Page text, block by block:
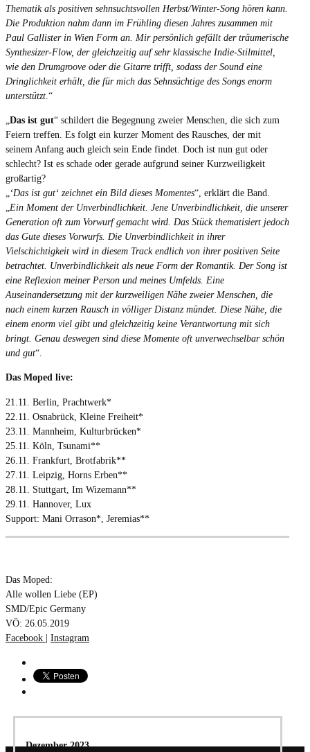
Thematik als positiven sehnsuchtsvollen Herbst/Winter-Song hören kann.
Die Produktion nahm dann im Frühling diesen Jahres zusammen mit
Paul Gallister in Wien Form an. Mir persönlich gefällt der träumerische
Synthesizer-Flow, der gleichzeitig auf sehr klassische Indie-Stilmittel,
wie den Drumgroove oder die Gitarre trifft, sodass der Sound eine
Dringlichkeit erhält, die für mich das Sehnsüchtige des Songs enorm
unterstützt .“
Das ist gut“ schildert die Begegnung zweier Menschen, die sich zum
Feiern treffen. Es folgt ein kurzer Moment des Rausches, der mit
seinem Anfang auch gleich sein Ende findet. Doch ist nun gut oder
schlecht? Ist es schade oder gerade aufgrund seiner Kurzweiligkeit
großartig?
‘Das ist gut‘ zeichnet ein Bild dieses Momentes“, erklärt die Band.
Ein Moment der Unverbindlichkeit. Jene Unverbindlichkeit, die unserer
Generation oft zum Vorwurf gemacht wird. Das Stück thematisiert jedoch
das Gute dieses Vorwurfs. Die Unverbindlichkeit in ihrer
Vielschichtigkeit wird in diesem Track endlich von ihrer positiven Seite
betrachtet. Unverbindlichkeit als neue Form der Romantik. Der Song ist
eine Reflexion meiner Person und meines Umfelds. Eine
Auseinandersetzung mit der kurzweiligen Nähe zweier Menschen, die
nach einem kurzen Rausch in völliger Distanz mündet. Diese Nähe, die
einem enorm viel gibt und gleichzeitig keine Verantwortung mit sich
bringt. Genau deswegen sind diese Momente oft unverwechselbar schön
und gut“.
Das Moped live:
21.11. Berlin, Prachtwerk*
22.11. Osnabrück, Kleine Freiheit*
23.11. Mannheim, Kulturbrücken*
25.11. Köln, Tsunami**
26.11. Frankfurt, Brotfabrik**
27.11. Leipzig, Horns Erben**
28.11. Stuttgart, Im Wizemann**
29.11. Hannover, Lux
Support: Mani Orrason*, Jeremias**
Das Moped:
Alle wollen Liebe (EP)
SMD/Epic Germany
VÖ: 26.05.2019
Facebook | Instagram
Dezember 2023